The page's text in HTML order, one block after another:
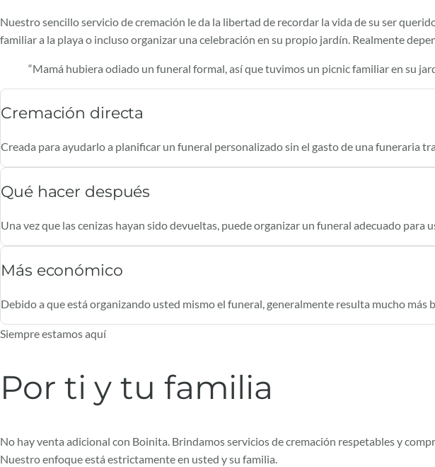
Nuestro sencillo servicio de cremación le da la libertad de recordar la vida de su ser
familiar a la playa o incluso organizar una celebración en su propio jardín. Realmente
“Mamá hubiera odiado un funeral formal, así que tuvimos un picnic familiar en su
Cremación directa
Creada para ayudarlo a planificar un funeral personalizado sin el gasto de una funeraria
Qué hacer después
Una vez que las cenizas hayan sido devueltas, puede organizar un funeral adecuado
Más económico
Debido a que está organizando usted mismo el funeral, generalmente resulta mucho más
Siempre estamos aquí
Por ti y tu familia
No hay venta adicional con Boinita. Brindamos servicios de cremación respetables y
Nuestro enfoque está estrictamente en usted y su familia.